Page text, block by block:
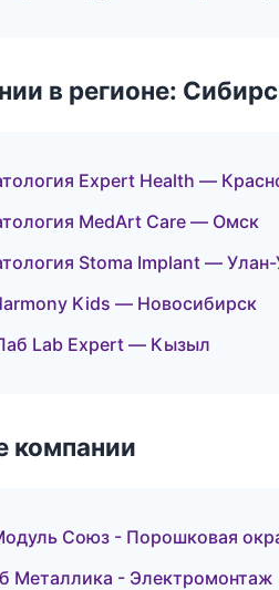
в регионе:
Expert Health —
MedArt Care — Омск
Stoma Implant —
Kids — Новосибирск
Lab Expert — Кызыл
компании
Союз - Порошковая
Металлика -